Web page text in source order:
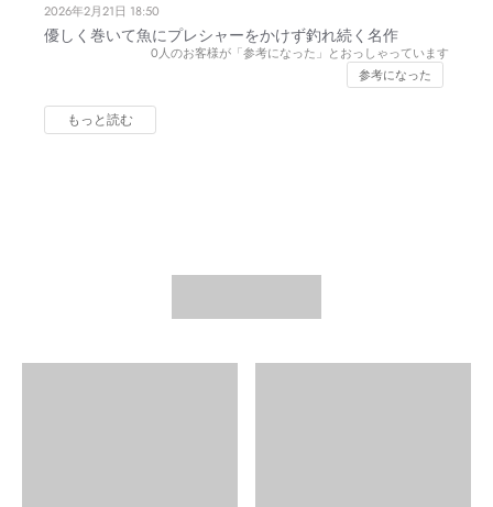
2026年2月21日 18:50
優しく巻いて魚にプレシャーをかけず釣れ続く名作
0人のお客様が「参考になった」とおっしゃっています
参考になった
もっと読む